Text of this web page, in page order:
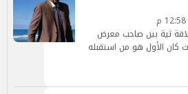
ثية بين صاحب معرض
كان الأول هو من استقبله